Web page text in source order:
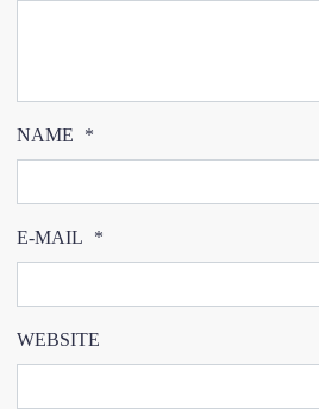
NAME *
E-MAIL *
WEBSITE